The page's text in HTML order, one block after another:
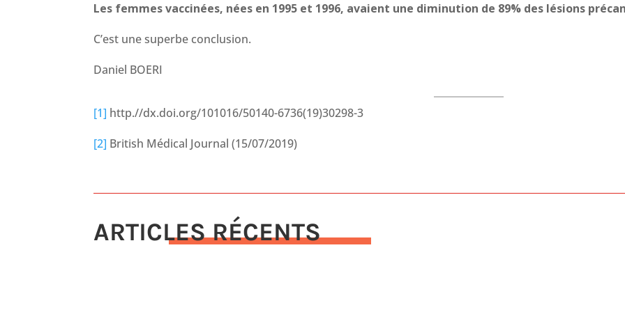
Les femmes vaccinées, nées en 1995 et 1996, avaient une diminution de 89% des lésions
C’est une superbe conclusion.
Daniel BOERI
[1] http.//dx.doi.org/101016/50140-6736(19)30298-3
[2] British Médical Journal (15/07/2019)
ARTICLES RÉCENTS